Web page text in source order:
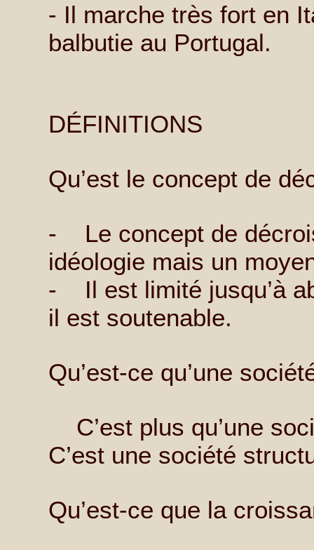
- Il marche très fort en
balbutie au Portugal.
DÉFINITIONS
Qu’est le concept de
- Le concept de
idéologie mais un
- Il est limité jusqu’à
il est soutenable.
Qu’est-ce qu’une
C’est plus qu’une
C’est une société
Qu’est-ce que la